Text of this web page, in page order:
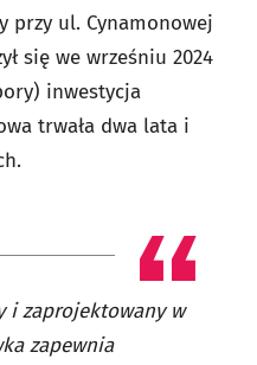
przy ul. Cynamonowej
się we wrześniu 2024
inwestycja
trwała dwa lata i
i zaprojektowany w
zapewnia